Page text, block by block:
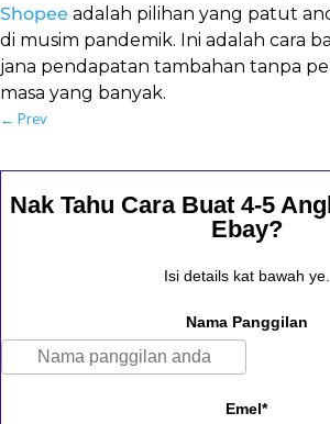
Shopee adalah pilihan yang patut
di musim pandemik. Ini adalah cara
jana pendapatan tambahan tanpa
masa yang banyak.
← Prev
Nak Tahu Cara Buat 4-5
Ebay?
Isi details kat bawah ye.
Nama Panggilan
Emel*